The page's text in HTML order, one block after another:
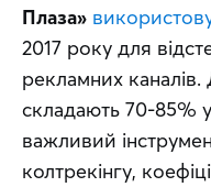
Плаза»
2017 року для
рекламних
складають 70-85%
важливий
колтрекінгу,